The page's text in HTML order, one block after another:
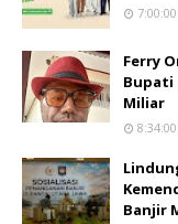
Ferry
Bupati
Miliar
Banjir